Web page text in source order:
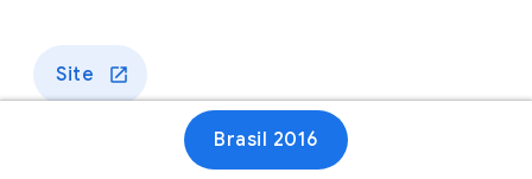
Site
Brasil 2016